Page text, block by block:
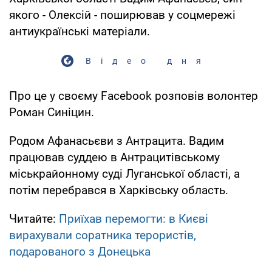
якого - Олексій - поширював у соцмережі
антиукраїнські матеріали.
Відео дня
Про це у своєму Facebook розповів волонтер
Роман Синіцин.
Родом Афанасьєви з Антрацита. Вадим
працював суддею в Антрацитівському
міськрайонному суді Луганської області, а
потім перебрався в Харківську область.
Читайте: Приїхав перемогти: в Києві
вирахували соратника терористів,
подарованого з Донецька